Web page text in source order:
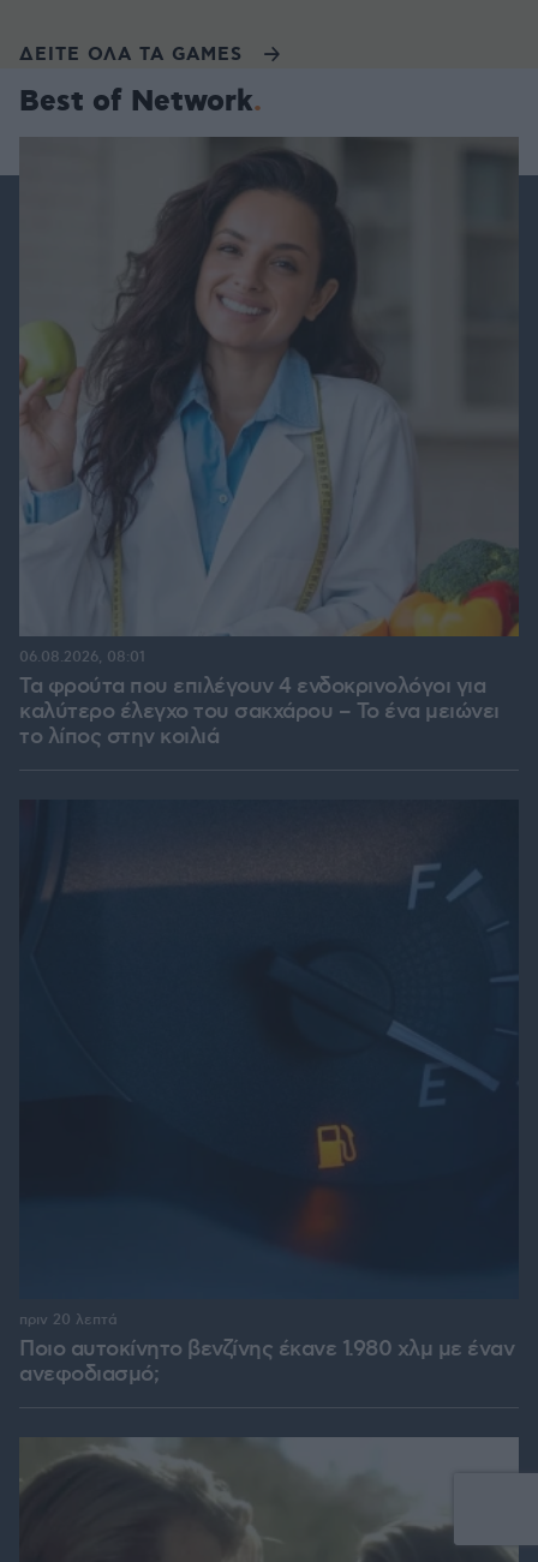
ΔΕΙΤΕ ΟΛΑ ΤΑ GAMES
Best of Network
Τα φρούτα που επιλέγουν 4 ενδοκρινολόγοι για
καλύτερο έλεγχο του σακχάρου – Το ένα μειώνει
το λίπος στην κοιλιά
06.08.2026, 08:01
Ποιο αυτοκίνητο βενζίνης έκανε 1.980 χλμ με έναν
ανεφοδιασμό;
πριν 20 λεπτά